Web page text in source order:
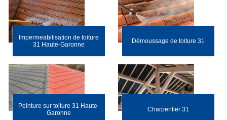
Impermeabilisation de toiture
31 Haute-Garonne
Démoussage de toiture 31
Peinture sur toiture 31 Haute-
Garonne
Charpentier 31